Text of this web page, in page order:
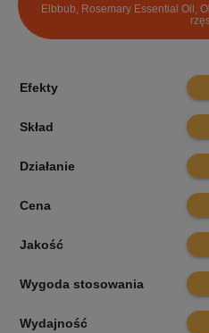
Elbbub, Rosemary Essential Oil,
Efekty 7.6
Skład 7.7
Działanie 7.7
Cena 8.6
Jakość 7.7
Wygoda stosowania 8.4
Wydajność 7.9